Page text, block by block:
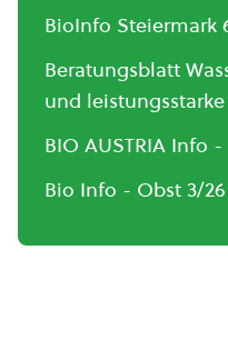
BioInfo Steiermark
Beratungsblatt
und
BIO AUSTRIA Info
Bio Info - Obst 3/26